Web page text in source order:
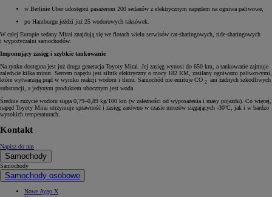
w Berlinie Uber udostępni pasażerom 200 sedanów z elektrycznym napędem na ogniwa paliwowe,
po Hamburgu jeździ już 25 wodorowych taksówek.
W całej Europie sedany Mirai znajdują się we flotach wielu serwisów car-sharingowych, ride-sharingowych
i wypożyczalni samochodów.
Imponujący zasięg i szybkie tankowanie
Na rynku dostępna jest już druga generacja Toyoty Mirai. Jej zasięg wynosi do 650 km, a tankowanie zajmuje
zaledwie kilka minut. Sercem napędu jest silnik elektryczny o mocy 182 KM, zasilany ogniwami paliwowymi,
które wytwarzają prąd w wyniku reakcji wodoru i tlenu. Samochód nie emituje CO 2 ani żadnych szkodliwych
substancji, a jedynym produktem ubocznym jest woda.
Średnie zużycie wodoru sięga 0,79–0,89 kg/100 km (w zależności od wyposażenia i masy pojazdu). Co więcej,
napęd Toyoty Mirai utrzymuje sprawność i zasięg zarówno w czasie mrozów sięgających -30ºC, jak i w bardzo
wysokich temperaturach.
Kontakt
Napisz do nas
Samochody
Samochody
Samochody osobowe
Nowe Aygo X